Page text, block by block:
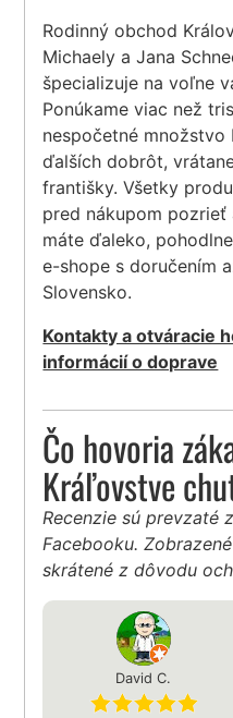
Rodinný obchod
Michaely a Jana
špecializuje na voľne
Ponúkame viac než
nespočetné
ďalších dobrôt,
františky. Všetky
pred nákupom
máte ďaleko,
e-shope s doručením
Slovensko.
Kontakty a otváracie
informácií o doprave
Čo hovoria
Kráľovstve
Recenzie sú prevzaté
Facebooku.
skrátené z dôvodu
David C.